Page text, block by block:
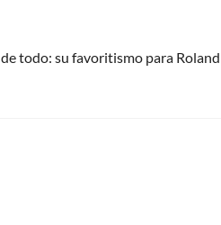
todo: su favoritismo para